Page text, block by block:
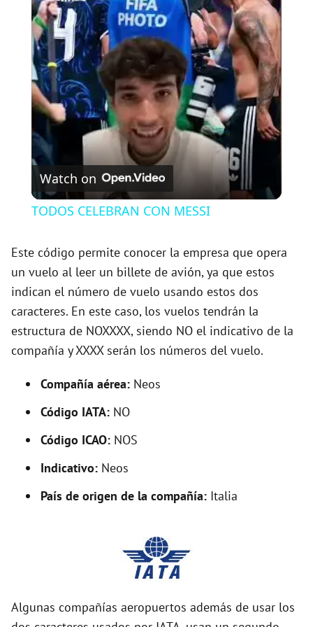
l
a
y
V
i
d
e
o
Watch on
TODOS CELEBRAN CON MESSI
Este código permite conocer la empresa que opera
un vuelo al leer un billete de avión, ya que estos
indican el número de vuelo usando estos dos
caracteres. En este caso, los vuelos tendrán la
estructura de NOXXXX, siendo NO el indicativo de la
compañía y XXXX serán los números del vuelo.
Compañía aérea: Neos
Código IATA: NO
Código ICAO: NOS
Indicativo: Neos
País de origen de la compañía: Italia
Algunas compañías aeropuertos además de usar los